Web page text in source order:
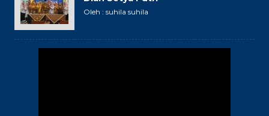
Oleh : suhila suhila